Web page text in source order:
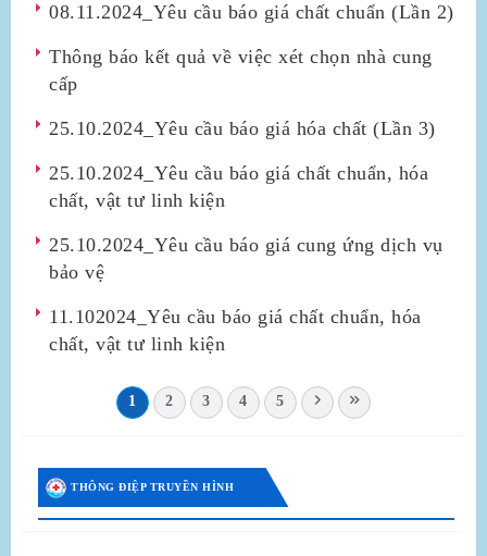
08.11.2024_Yêu cầu báo giá chất chuẩn (Lần 2)
Thông báo kết quả về việc xét chọn nhà cung
cấp
25.10.2024_Yêu cầu báo giá hóa chất (Lần 3)
25.10.2024_Yêu cầu báo giá chất chuẩn, hóa
chất, vật tư linh kiện
25.10.2024_Yêu cầu báo giá cung ứng dịch vụ
bảo vệ
11.102024_Yêu cầu báo giá chất chuẩn, hóa
chất, vật tư linh kiện
1 2 3 4 5
THÔNG ĐIỆP TRUYỀN HÌNH